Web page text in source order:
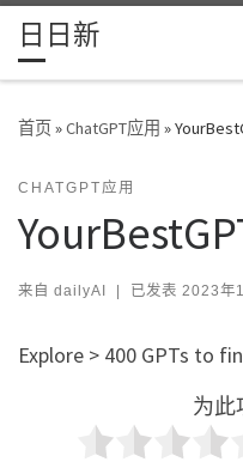
Skip to content
日日新
首页»ChatGPT应用 »
CHATGPT应用
来自 dailyAI | 已发表 2023年
Explore > 400 GPTs to
为此